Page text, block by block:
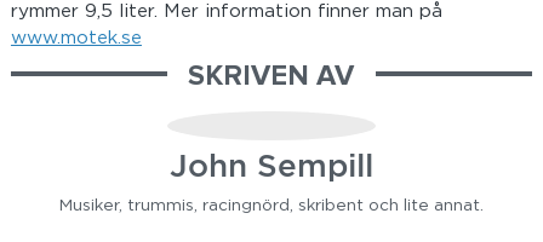
rymmer 9,5 liter. Mer information finner man på
www.motek.se
SKRIVEN AV
John Sempill
Musiker, trummis, racingnörd, skribent och lite annat.